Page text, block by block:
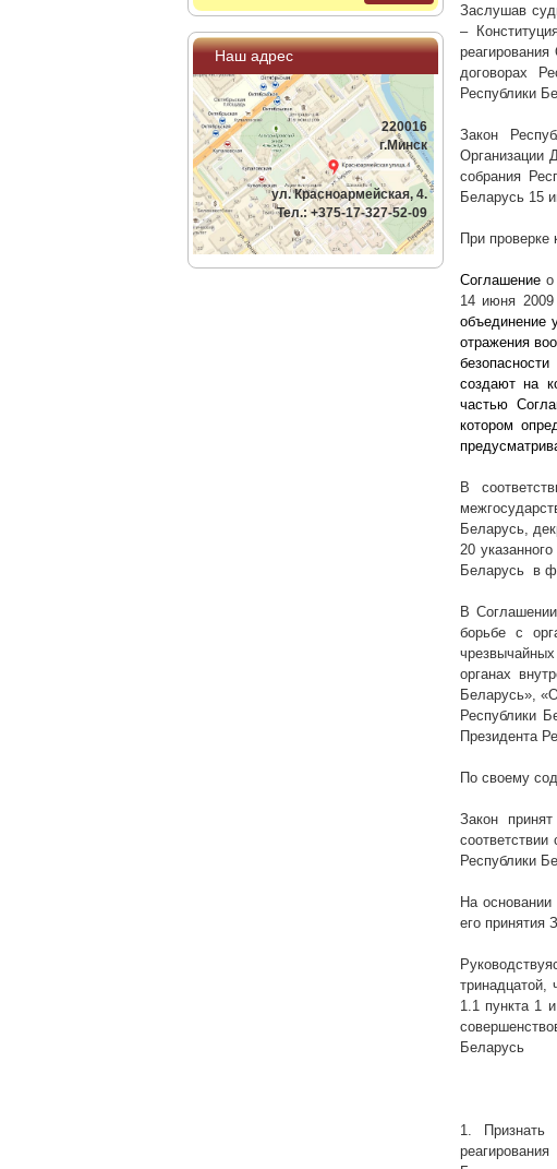
Наш адрес
220016
г.Минск
ул. Красноармейская, 4.
Тел.: +375-17-327-52-09
Заслушав
–
реагирования
договорах
Республики
Закон
Организации
собрания
Беларусь 15
При проверке
Соглашение о
14 июня 2009
объединение
отражения
создают на
частью
котором
В
Беларусь,
20
Беларусь в
В
борьбе с
органах
Беларусь»,
Республики
Президента
По своему
Закон
Республики
На
его принятия
тринадцатой,
1.1 пункта 1
Беларусь
1. Признать